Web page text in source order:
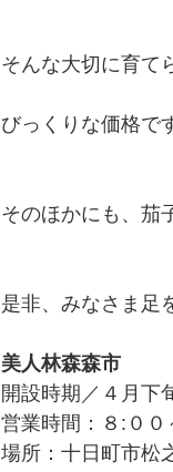
そんな大切に育て
びっくりな価格で
そのほかにも、茄
是非、みなさま足
美人林森森市
開設時期／４月下
営業時間：８:００
場所：十日町市松